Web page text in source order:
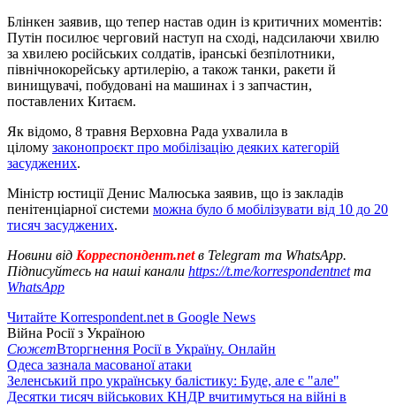
Блінкен заявив, що тепер настав один із критичних моментів:
Путін посилює черговий наступ на сході, надсилаючи хвилю
за хвилею російських солдатів, іранські безпілотники,
північнокорейську артилерію, а також танки, ракети й
винищувачі, побудовані на машинах і з запчастин,
поставлених Китаєм.
Як відомо, 8 травня Верховна Рада ухвалила в
цілому законопроєкт про мобілізацію деяких категорій
засуджених.
Міністр юстиції Денис Малюська заявив, що із закладів
пенітенціарної системи можна було б мобілізувати від 10 до 20
тисяч засуджених.
Новини від Корреспондент.netв Telegram та WhatsApp.
Підписуйтесь на наші канали https://t.me/korrespondentnetта
WhatsApp
Читайте Korrespondent.net в Google News
Війна Росії з Україною
СюжетВторгнення Росії в Україну. Онлайн
Одеса зазнала масованої атаки
Зеленський про українську балістику: Буде, але є "але"
Десятки тисяч військових КНДР вчитимуться на війні в